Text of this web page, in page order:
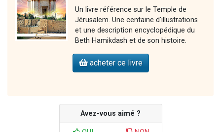
Un livre référence sur le Temple de
Jérusalem. Une centaine d'illustrations
et une description encyclopédique du
Beth Hamikdash et de son histoire.
acheter ce livre
Avez-vous aimé ?